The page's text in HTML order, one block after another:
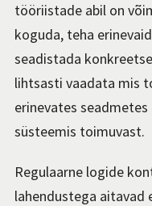
tööriistade abil on
koguda, teha
seadistada
lihtsasti vaadata mis
erinevates
süsteemis toimuvast.
Regulaarne logide
lahendustega aitavad